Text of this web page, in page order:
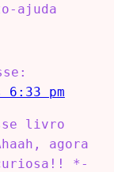
ajuda
6:33 pm
livro
agora
*-